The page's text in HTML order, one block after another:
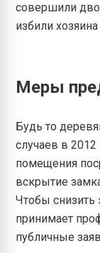
совершили
избили
Меры
Будь то
случаев в
помещения
вскрытие
Чтобы снизить
принимает
публичные